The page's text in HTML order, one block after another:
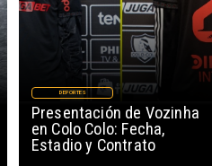
Presentación de Vozinha
en Colo Colo: Fecha,
Estadio y Contrato
DEPORTES